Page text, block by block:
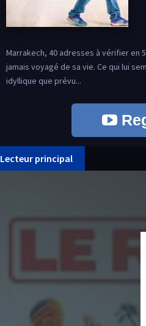
Marrakech, 40 adresses à vérifier en
jamais voyagé de sa vie. Ce qui lui
idyllique que prévu...
Lecteur principal